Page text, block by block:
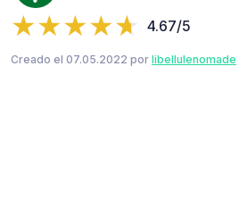
4.67/5
Creado el 07.05.2022 por libellulenomade